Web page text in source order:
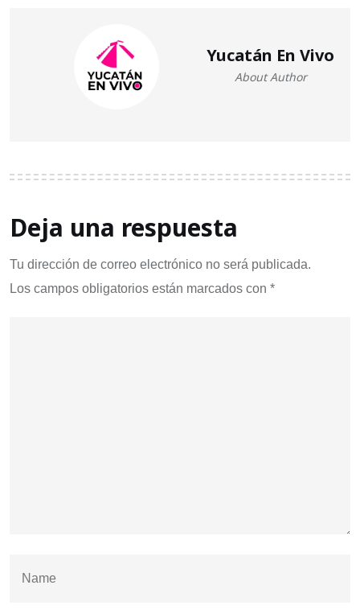
Yucatán En Vivo
About Author
Deja una respuesta
Tu dirección de correo electrónico no será publicada.
Los campos obligatorios están marcados con *